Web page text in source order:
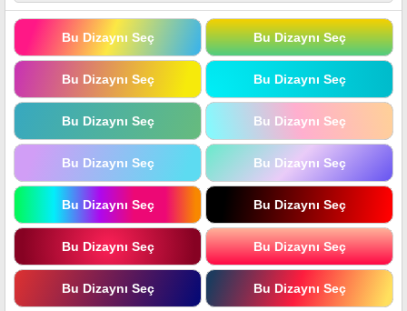
Bu Dizaynı Seç Bu Dizaynı Seç
Bu Dizaynı Seç Bu Dizaynı Seç
Bu Dizaynı Seç Bu Dizaynı Seç
Bu Dizaynı Seç Bu Dizaynı Seç
Bu Dizaynı Seç Bu Dizaynı Seç
Bu Dizaynı Seç Bu Dizaynı Seç
Bu Dizaynı Seç Bu Dizaynı Seç